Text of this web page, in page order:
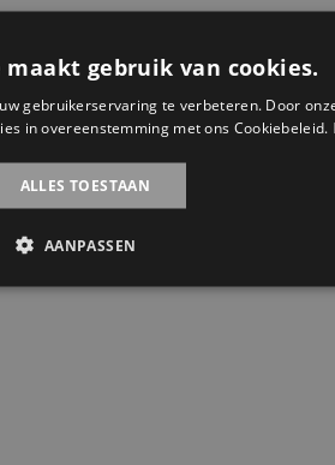
maakt gebruik van cookies.
gebruikerservaring te verbeteren. Door
in overeenstemming met ons Cookiebeleid.
ALLES TOESTAAN
AANPASSEN